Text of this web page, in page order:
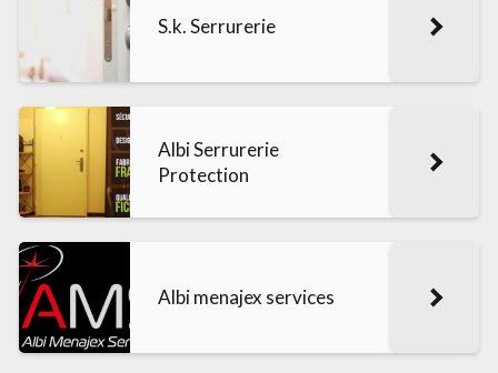
S.k. Serrurerie
Albi Serrurerie
Protection
Albi menajex services